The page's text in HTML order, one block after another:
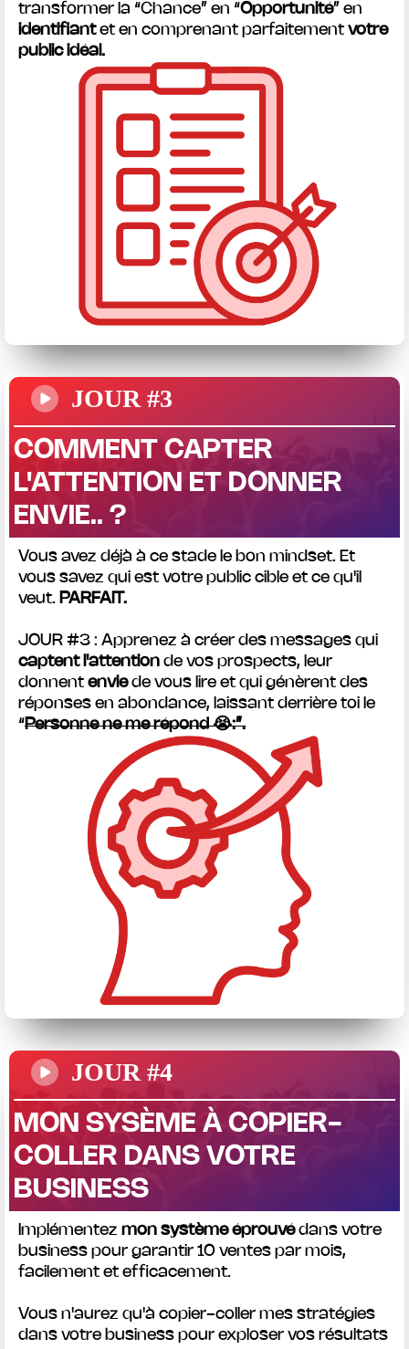
transformer la “Chance” en “Opportunité” en
identifiantet en comprenant parfaitement votre
public idéal.
JOUR #3
COMMENT CAPTER
L'ATTENTION ET DONNER
ENVIE.. ?
Vous avez déjà à ce stade le bon mindset. Et
vous savez qui est votre public cible et ce qu'il
veut. PARFAIT.
JOUR #3 : Apprenez à créer des messages qui
captent l'attention de vos prospects, leur
donnent enviede vous lire et qui génèrent des
réponses en abondance, laissant derrière toi le
“Personne ne me répond 😭:”.
JOUR #4
MON SYSÈME À COPIER-
COLLER DANS VOTRE
BUSINESS
Implémentez mon système éprouvédans votre
business pour garantir 10 ventes par mois,
facilement et efficacement.
Vous n'aurez qu'à copier-coller mes stratégies
dans votre business pour exploser vos résultats